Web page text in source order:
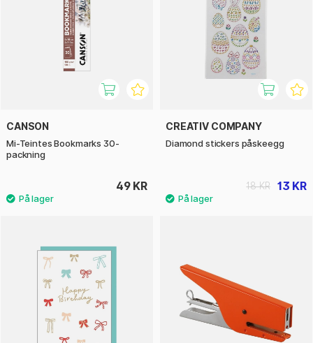
CANSON
Mi-Teintes Bookmarks 30-
packning
49 KR
CREATIV COMPANY
Diamond stickers påskeegg
13 KR
18 KR